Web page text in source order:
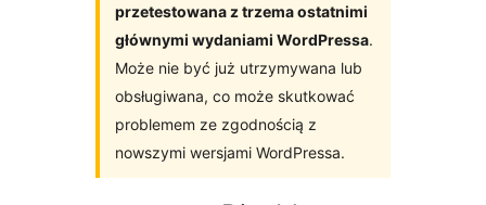
przetestowana z trzema ostatnimi
głównymi wydaniami WordPressa.
Może nie być już utrzymywana lub
obsługiwana, co może skutkować
problemem ze zgodnością z
nowszymi wersjami WordPressa.